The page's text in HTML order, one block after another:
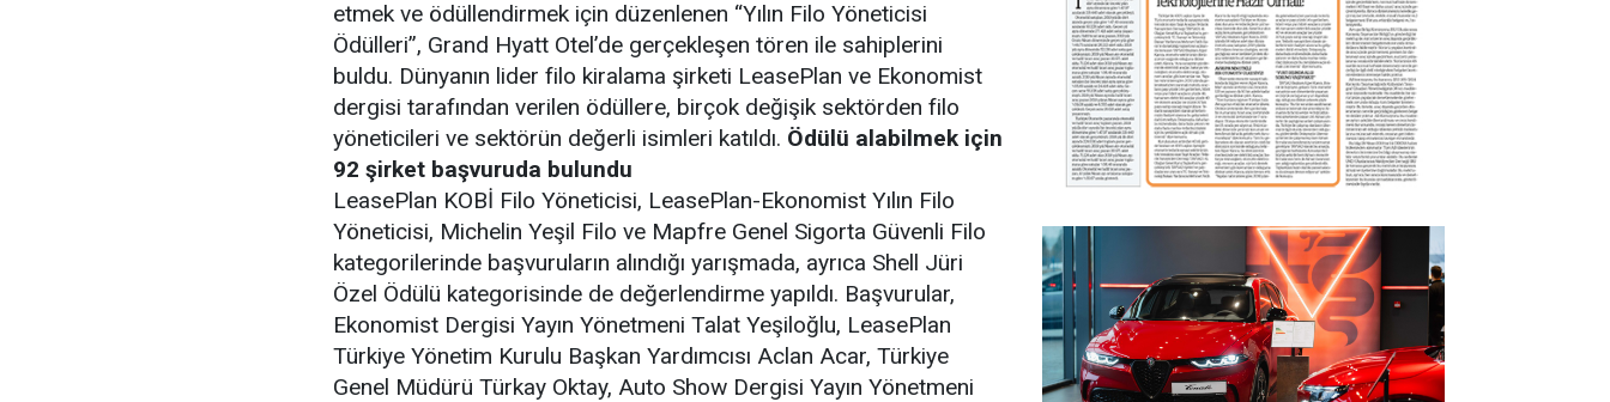
etmek ve ödüllendirmek için düzenlenen “Yılın Filo Yöneticisi
Ödülleri”, Grand Hyatt Otel’de gerçekleşen tören ile sahiplerini
buldu. Dünyanın lider filo kiralama şirketi LeasePlan ve Ekonomist
dergisi tarafından verilen ödüllere, birçok değişik sektörden filo
yöneticileri ve sektörün değerli isimleri katıldı. Ödülü alabilmek için
92 şirket başvuruda bulundu
LeasePlan KOBİ Filo Yöneticisi, LeasePlan-Ekonomist Yılın Filo
Yöneticisi, Michelin Yeşil Filo ve Mapfre Genel Sigorta Güvenli Filo
kategorilerinde başvuruların alındığı yarışmada, ayrıca Shell Jüri
Özel Ödülü kategorisinde de değerlendirme yapıldı. Başvurular,
Ekonomist Dergisi Yayın Yönetmeni Talat Yeşiloğlu, LeasePlan
Türkiye Yönetim Kurulu Başkan Yardımcısı Aclan Acar, Türkiye
Genel Müdürü Türkay Oktay, Auto Show Dergisi Yayın Yönetmeni